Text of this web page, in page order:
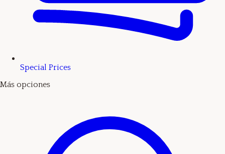
Special Prices
Más opciones